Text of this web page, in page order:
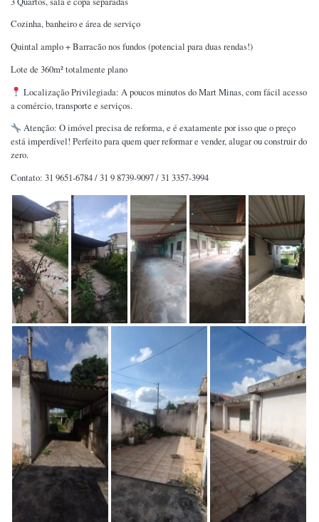
Cozinha, banheiro e área de serviço
Quintal amplo + Barracão nos fundos (potencial para duas rendas!)
Lote de 360m² totalmente plano
Localização Privilegiada: A poucos minutos do Mart Minas, com fácil acesso
a comércio, transporte e serviços.
Atenção: O imóvel precisa de reforma, e é exatamente por isso que o preço
está imperdível! Perfeito para quem quer reformar e vender, alugar ou construir do
zero.
Contato: 31 9651-6784 / 31 9 8739-9097 / 31 3357-3994